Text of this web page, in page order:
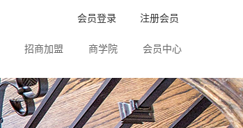
招商加盟 商学院 会员中心
会员登录 注册会员